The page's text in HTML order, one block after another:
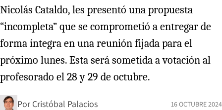
Nicolás Cataldo, les presentó una propuesta
“incompleta” que se comprometió a entregar de
forma íntegra en una reunión fijada para el
próximo lunes. Esta será sometida a votación al
profesorado el 28 y 29 de octubre.
Por Cristóbal Palacios 16 OCTUBRE 2024